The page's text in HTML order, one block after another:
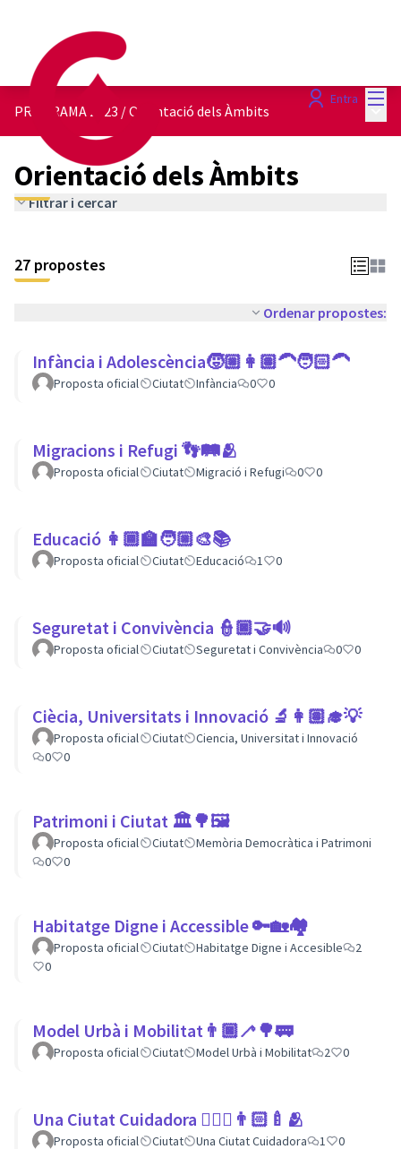
Entra
PROGRAMA 2023 /Orientació dels Àmbits
Orientació dels Àmbits
Filtrar i cercar
27 propostes
Ordenar propostes:
Infància i Adolescència🧒🏼👩🏽‍🦱🧑🏻‍🦱
Proposta oficial Ciutat Infància 0 0
Migracions i Refugi 👣🛤🫂
Proposta oficial Ciutat Migració i Refugi 0 0
Educació 👩🏾‍🏫🧑🏼‍🎨📚
Proposta oficial Ciutat Educació 1 0
Seguretat i Convivència 👮🏿🤝🔊
Proposta oficial Ciutat Seguretat i Convivència 0 0
Ciècia, Universitats i Innovació 🔬👩🏽‍🎓💡
Proposta oficial Ciutat
Ciencia, Universitat i Innovació
0
0
Patrimoni i Ciutat 🏛🌳🖼
Proposta oficial Ciutat
Memòria Democràtica i Patrimoni
0
0
Habitatge Digne i Accessible 🔑🏡🏘
Proposta oficial Ciutat Habitatge Digne i Accesible
2
0
Model Urbà i Mobilitat👨🏿‍🦯🌳🚃
Proposta oficial Ciutat Model Urbà i Mobilitat 2 0
Una Ciutat Cuidadora 💆🏾‍♀️👨🏻‍🍼🫂
Proposta oficial Ciutat Una Ciutat Cuidadora 1 0